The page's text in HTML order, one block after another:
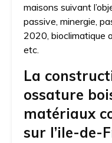
maisons suivant
passive, minergie,
2020, bioclimatique
etc.
La
ossature
matériaux
sur l’ile-de-